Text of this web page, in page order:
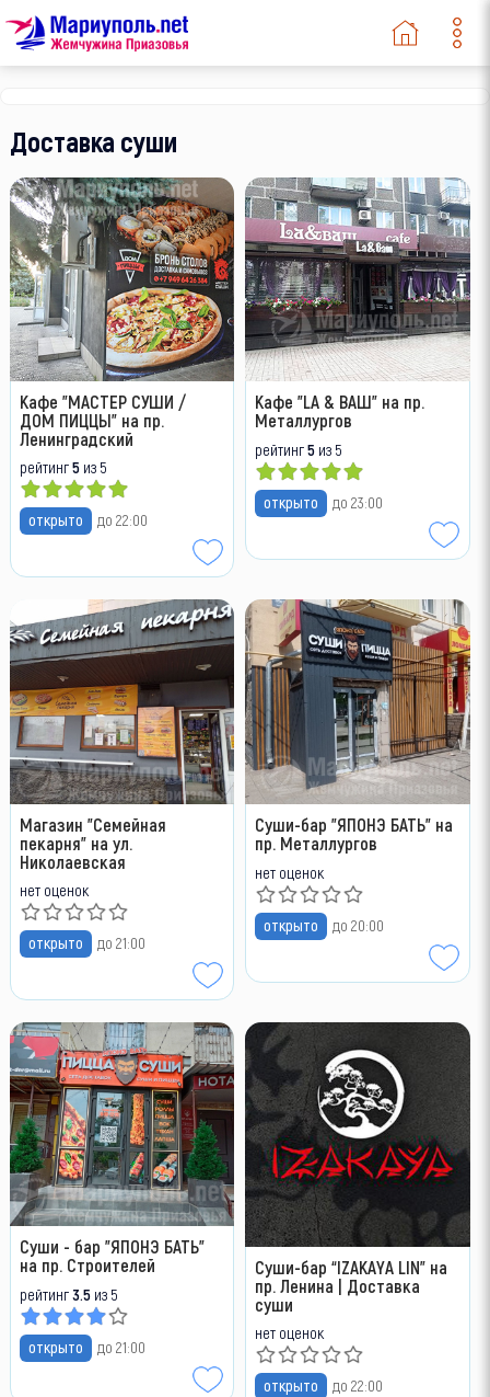
Доставка суши
Кафе "МАСТЕР СУШИ /
ДОМ ПИЦЦЫ" на пр.
Ленинградский
рейтинг5из 5
открыто до 22:00
Кафе "LA & ВАШ" на пр.
Металлургов
рейтинг5 из 5
открыто до 23:00
Магазин "Семейная
пекарня" на ул.
Николаевская
нет оценок
открыто до 21:00
Суши-бар "ЯПОНЭ БАТЬ" на
пр. Металлургов
нет оценок
открыто до 20:00
Суши - бар "ЯПОНЭ БАТЬ"
на пр. Строителей
рейтинг3.5из 5
открыто до 21:00
Суши-бар “IZAKAYA LIN" на
пр. Ленина | Доставка
суши
нет оценок
открыто до 22:00